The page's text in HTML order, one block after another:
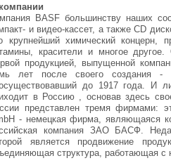
BASF большинству наших
и видео-кассет, а также CD
крупнейший химический концерн,
красители и многое
продукцией, выпущенной
лет после своего создания -
до 1917 года. И
в Россию , основав здесь
представлен тремя фирмами:
- немецкая фирма, являющаяся
компания ЗАО БАСФ.
является продвижение
структура, работающая с